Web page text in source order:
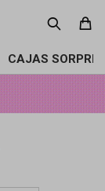
CAJAS